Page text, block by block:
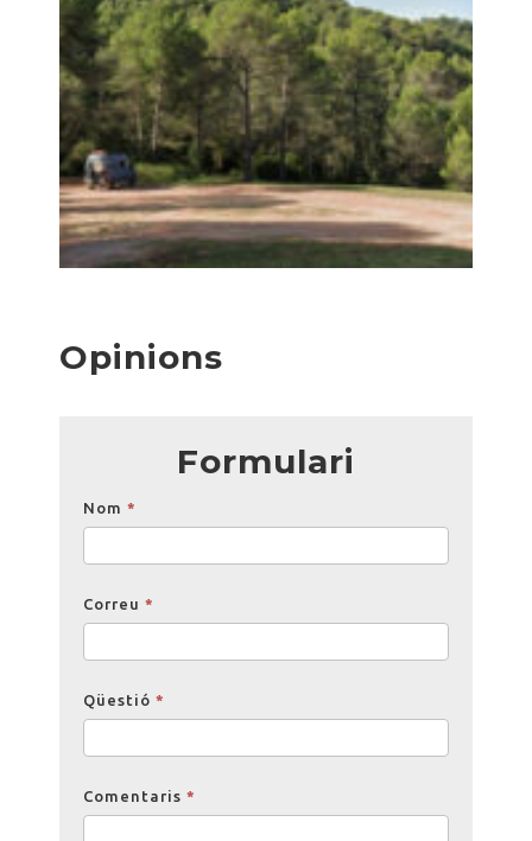
Opinions
Formulari
Opinions
Nom *
Correu *
Qüestió *
Comentaris *